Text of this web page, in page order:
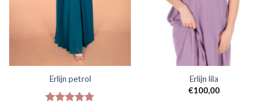
Erlijn petrol
Erlijn lila
€100,00